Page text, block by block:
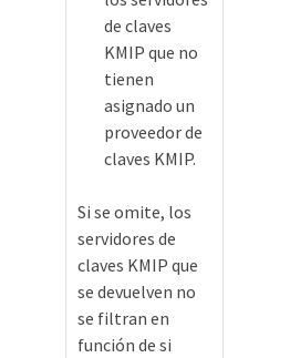
de claves
KMIP que no
tienen
asignado un
proveedor de
claves KMIP.
Si se omite, los
servidores de
claves KMIP que
se devuelven no
se filtran en
función de si